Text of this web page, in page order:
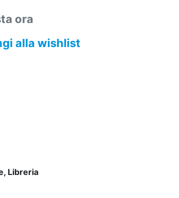
ora
alla wishlist
Libreria